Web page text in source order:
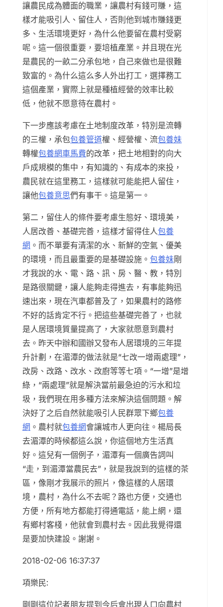
讓農民成為體面的職業，讓農村有錢可賺，這
樣才能吸引人、留住人，否則他到城市賺錢更
多、生活環境更好，為什么他要留在農村受窮
呢。這一個很重要，要培植產業。并且現在光
是農民的一畝二分承包地，自己來做也是很難
致富的。為什么這么多人外出打工，選擇務工
這個產業，實際上就是種植經營的效率比較
低，他就不愿意待在農村。
下一步應該考慮在土地制度改革，特別是流轉
的三權，承包包養管道權、經營權、流包養妹
轉權包養網車馬費的改革，把土地相對的向大
戶成規模的集中，有知識的、有成本的來投，
農民就在這里務工，這樣就可能能把人留住，
讓他包養意思們有事干。這是第一。
第二，留住人的條件要考慮生態好、環境美，
人居改善、基礎完善，這樣才留得住人包養
網 。而不單要有清潔的水、新鮮的空氣、優美
的環境，而且最重要的是基礎設施。 包養妹剛
才我說的水、電、路、訊、房、醫、教，特別
是路很關鍵，讓人能夠走得進去，有事能夠迅
速出來，現在汽車都普及了，如果農村的路修
不好的話肯定不行。把這些基礎完善了，也就
是人居環境質量提高了，大家就愿意到農村
去。昨天中辦和國辦又發布人居環境的三年提
升計劃，在湄潭的做法就是“七改一增兩處理”，
改房、改路、改水、改廚等等七項。“一增”是增
綠，“兩處理”就是解決當前最急迫的污水和垃
圾，我們現在用多種方法來解決這個問題。解
決好了之后自然就能吸引人民群眾下鄉包養
網 。農村就包養網會讓城市人更向往。楊局長
去湄潭的時候都這么說，你這個地方生活真
好。這兒有一個例子，湄潭有一個廣告詞叫
“走，到湄潭當農民去”，就是我說到的這樣的茶
區，像剛才我展示的照片，像這樣的人居環
境，農村，為什么不去呢？路也方便，交通也
方便，所有地方都能打得通電話，能上網，還
有鄉村客棧，他就會到農村去。因此我覺得還
是要加快建設。謝謝。
2018-02-06 16:37:37
項樂民:
剛剛這位記者朋友提到今后會出現人口向農村